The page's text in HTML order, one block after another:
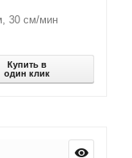
30 см/мин
Купить в
один клик